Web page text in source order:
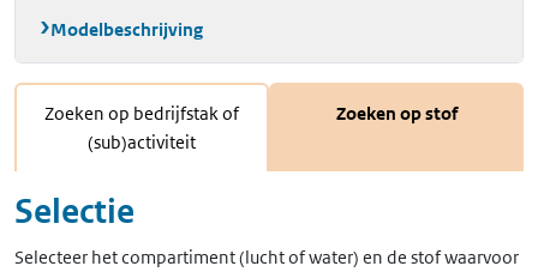
Modelbeschrijving
Zoeken op bedrijfstak of
(sub)activiteit
Zoeken op stof
Selectie
Selecteer het compartiment (lucht of water) en de stof waarvoor